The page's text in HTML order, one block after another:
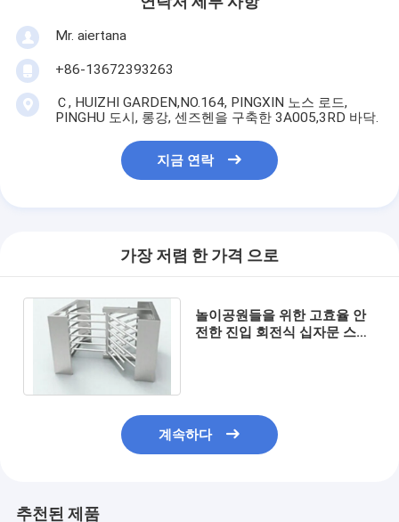
Mr. aiertana
+86-13672393263
Ｃ, HUIZHI GARDEN,NO.164, PINGXIN 노스 로드,
PINGHU 도시, 롱강, 센즈헨을 구축한 3A005,3RD 바닥.
지금 연락
가장 저렴 한 가격 으로
놀이공원들을 위한 고효율 안
전한 진입 회전식 십자문 스테
계속하다
추천된 제품